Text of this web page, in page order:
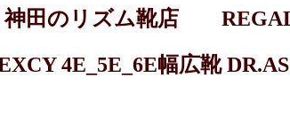
神田のリズム靴店 REGAL
4E_5E_6E幅広靴